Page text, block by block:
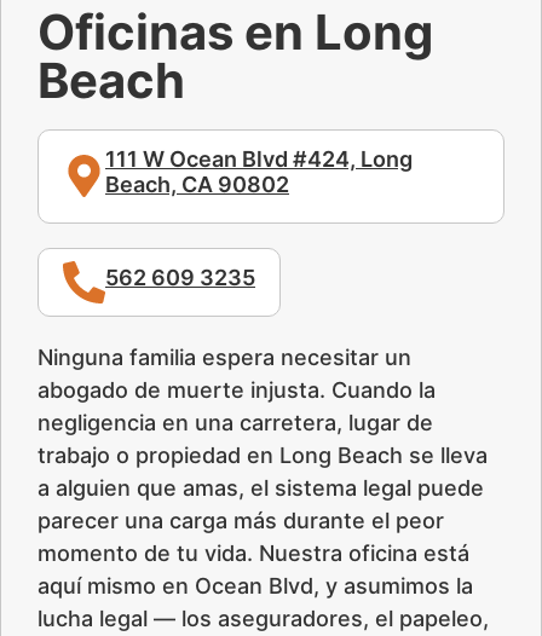
Oficinas en Long
Beach
111 W Ocean Blvd #424, Long
Beach, CA 90802
562 609 3235
Ninguna familia espera necesitar un
abogado de muerte injusta. Cuando la
negligencia en una carretera, lugar de
trabajo o propiedad en Long Beach se lleva
a alguien que amas, el sistema legal puede
parecer una carga más durante el peor
momento de tu vida. Nuestra oficina está
aquí mismo en Ocean Blvd, y asumimos la
lucha legal — los aseguradores, el papeleo,